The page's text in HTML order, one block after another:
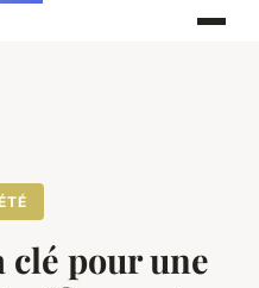
clé pour une